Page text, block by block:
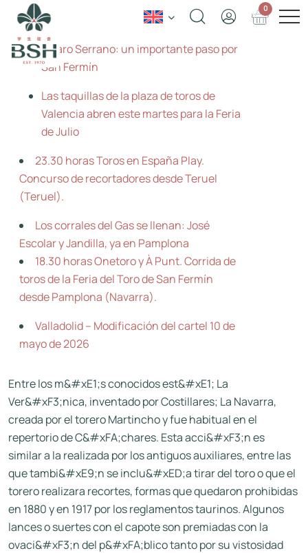
0
Table of Contents
Álvaro Serrano: un importante paso por
San Fermín
Las taquillas de la plaza de toros de
Valencia abren este martes para la Feria
de Julio
23.30 horas Toros en España Play.
Concurso de recortadores desde Teruel
(Teruel).
Los corrales del Gas se llenan: José
Escolar y Jandilla, ya en Pamplona
18.30 horas Onetoro y À Punt. Corrida de
toros de la Feria del Toro de San Fermín
desde Pamplona (Navarra).
Valladolid – Modificación del cartel 10 de
mayo de 2026
Entre los m&#xE1;s conocidos est&#xE1; La
Ver&#xF3;nica, inventado por Costillares; La Navarra,
creada por el torero Martincho y fue habitual en el
repertorio de C&#xFA;chares. Esta acci&#xF3;n es
similar a la realizada por los antiguos auxiliares, entre las
que tambi&#xE9;n se inclu&#xED;a tirar del toro o que el
torero realizara recortes, formas que quedaron prohibidas
en 1880 y en 1917 por los reglamentos taurinos. Algunos
lances o suertes con el capote son premiadas con la
ovaci&#xF3;n del p&#xFA;blico tanto por su vistosidad